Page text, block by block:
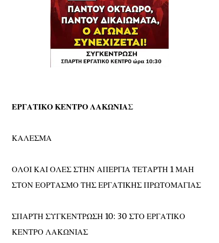
ΕΡΓΑΤΙΚΟ ΚΕΝΤΡΟ ΛΑΚΩΝΙΑΣ
ΚΑΛΕΣΜΑ
ΟΛΟΙ ΚΑΙ ΟΛΕΣ ΣΤΗΝ ΑΠΕΡΓΙΑ ΤΕΤΑΡΤΗ 1 ΜΑΗ
ΣΤΟΝ ΕΟΡΤΑΣΜΟ ΤΗΣ ΕΡΓΑΤΙΚΗΣ ΠΡΩΤΟΜΑΓΙΑΣ
ΣΠΑΡΤΗ ΣΥΓΚΕΝΤΡΩΣΗ 10: 30 ΣΤΟ ΕΡΓΑΤΙΚΟ
ΚΕΝΤΡΟ ΛΑΚΩΝΙΑΣ